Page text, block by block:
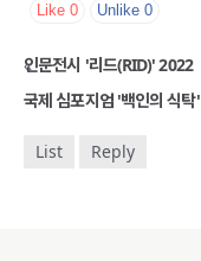
Like 0 Unlike0
«
인문전시 '리드(RID)' 2022
국제 심포지엄 '백인의 식탁'
List Reply